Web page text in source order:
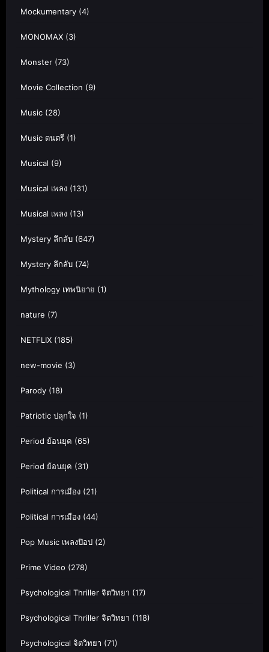
Mockumentary (4)
MONOMAX (3)
Monster (73)
Movie Collection (9)
Music (28)
Music ดนตรี (1)
Musical (9)
Musical เพลง (131)
Musical เพลง (13)
Mystery ลึกลับ (647)
Mystery ลึกลับ (74)
Mythology เทพนิยาย (1)
nature (7)
NETFLIX (185)
new-movie (3)
Parody (18)
Patriotic ปลุกใจ (1)
Period ย้อนยุค (65)
Period ย้อนยุค (31)
Political การเมือง (21)
Political การเมือง (44)
Pop Music เพลงป๊อป (2)
Prime Video (278)
Psychological Thriller จิตวิทยา (17)
Psychological Thriller จิตวิทยา (118)
Psychological จิตวิทยา (71)